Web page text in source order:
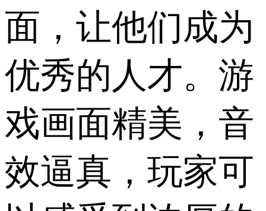
面，让他们成为
优秀的人才。游
戏画面精美，音
效逼真，玩家可